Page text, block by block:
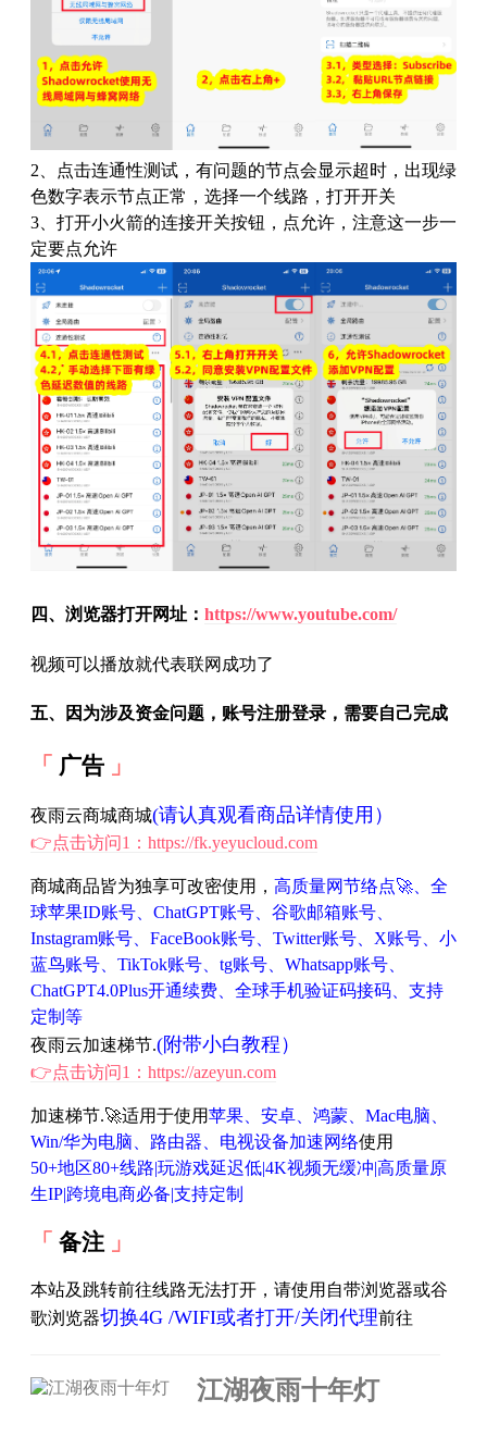
2、点击连通性测试，有问题的节点会显示超时，出现绿
色数字表示节点正常，选择一个线路，打开开关
3、打开小火箭的连接开关按钮，点允许，注意这一步一
定要点允许
四、浏览器打开网址： https://www.youtube.com/
视频可以播放就代表联网成功了
五、因为涉及资金问题，账号注册登录，需要自己完成
广告
夜雨云商城商城(请认真观看商品详情使用）
👉点击访问1：https://fk.yeyucloud.com
商城商品皆为独享可改密使用， 高质量网节络点🚀、全
球苹果ID账号、ChatGPT账号、谷歌邮箱账号、
Instagram账号、FaceBook账号、Twitter账号、X账号、小
蓝鸟账号、TikTok账号、tg账号、Whatsapp账号、
ChatGPT4.0Plus开通续费、全球手机验证码接码、支持
定制等
夜雨云加速梯节.(附带小白教程）
👉点击访问1：https://azeyun.com
加速梯节.🚀适用于使用苹果、安卓、鸿蒙、Mac电脑、
Win/华为电脑、路由器、电视设备加速网络使用
50+地区80+线路|玩游戏延迟低|4K视频无缓冲|高质量原
生IP|跨境电商必备|支持定制
备注
本站及跳转前往线路无法打开，请使用自带浏览器或谷
歌浏览器切换4G /WIFI或者打开/关闭代理前往
江湖夜雨十年灯